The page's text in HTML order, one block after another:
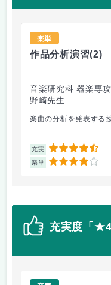
楽単
作品分析演習(2)
音楽研究科 器楽専攻
野崎先生
楽曲の分析を発表する
充実 4.5
楽単 4
充実度「